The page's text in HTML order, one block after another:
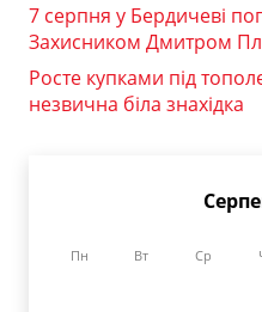
7 серпня у Бердичеві
Захисником Дмитром
Росте купками під
незвична біла знахідка
Пн Вт Ср